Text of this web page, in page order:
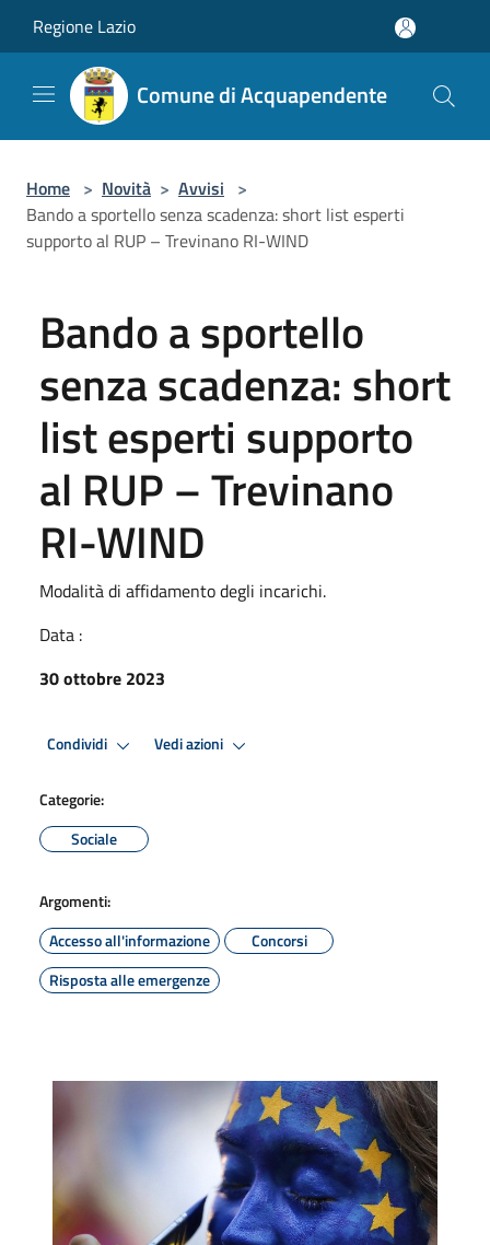
Regione Lazio
Comune di Acquapendente
Home > Novità > Avvisi >
Bando a sportello senza scadenza: short list esperti
supporto al RUP – Trevinano RI-WIND
Bando a sportello
senza scadenza: short
list esperti supporto
al RUP – Trevinano
RI-WIND
Modalità di affidamento degli incarichi.
Data :
30 ottobre 2023
Condividi Vedi azioni
Categorie:
Sociale
Argomenti:
Accesso all'informazione
Concorsi
Risposta alle emergenze